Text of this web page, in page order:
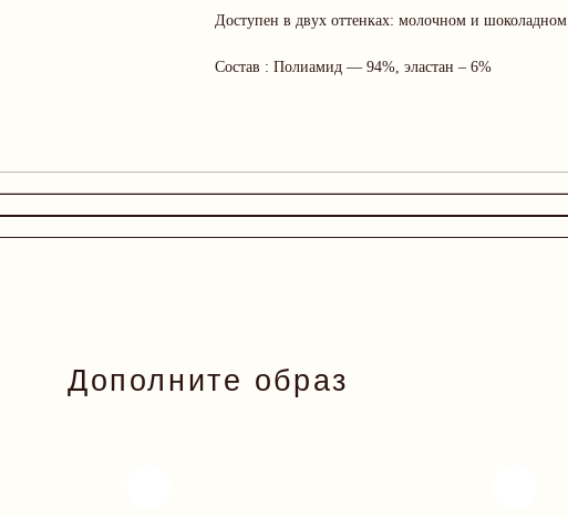
Доступен в двух оттенках: молочном и шоколадном.
Состав : Полиамид — 94%, эластан – 6%
Дополните образ